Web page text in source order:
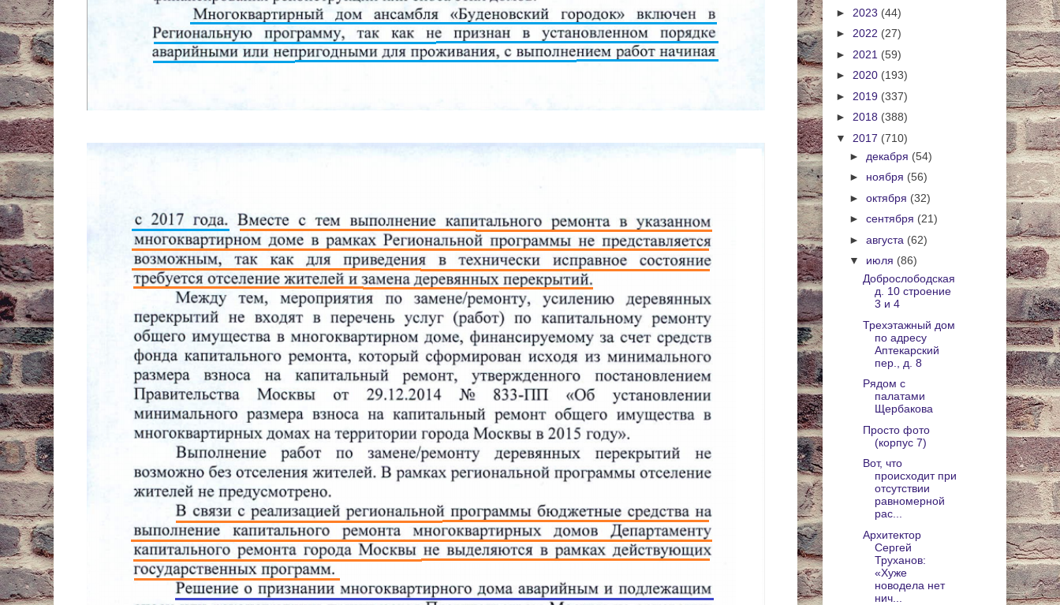
► 2023 (44)
► 2022 (27)
► 2021 (59)
► 2020 (193)
► 2019 (337)
► 2018 (388)
▼ 2017 (710)
► декабря (54)
► ноября (56)
► октября (32)
► сентября (21)
► августа (62)
▼ июля (86)
Доброслободская
д. 10 строение
3 и 4
Трехэтажный дом
по адресу
Аптекарский
пер., д. 8
Рядом с
палатами
Щербакова
Просто фото
(корпус 7)
Вот, что
происходит при
отсутствии
равномерной
рас...
Архитектор
Сергей
Труханов:
«Хуже
новодела нет
нич...